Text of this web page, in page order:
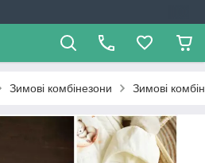
Зимові комбінезони Зимові